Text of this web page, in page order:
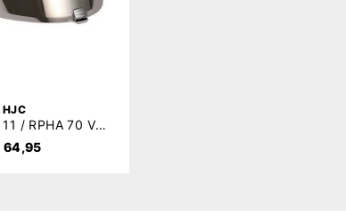
HJC
HJ-26 RPHA 11 / RPHA 70 Vizier Mirror
64,95